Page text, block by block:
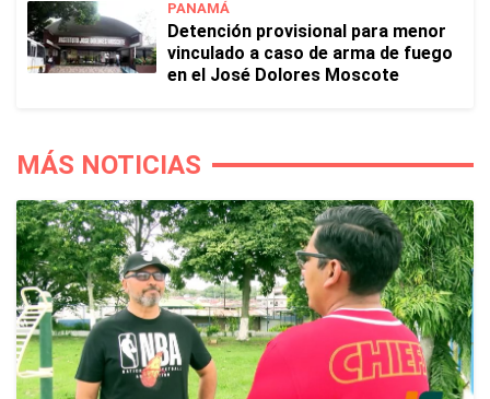
PANAMÁ
Detención provisional para menor
vinculado a caso de arma de fuego
en el José Dolores Moscote
MÁS NOTICIAS